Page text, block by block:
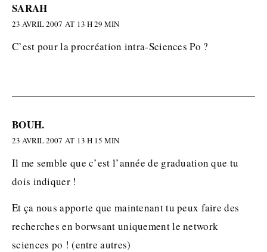
SARAH
23 AVRIL 2007 AT 13 H 29 MIN
C’est pour la procréation intra-Sciences Po ?
BOUH.
23 AVRIL 2007 AT 13 H 15 MIN
Il me semble que c’est l’année de graduation que tu
dois indiquer !
Et ça nous apporte que maintenant tu peux faire des
recherches en borwsant uniquement le network
sciences po ! (entre autres)